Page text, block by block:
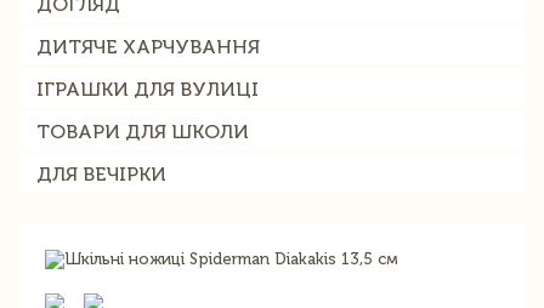
ДИТЯЧЕ ХАРЧУВАННЯ
ІГРАШКИ ДЛЯ ВУЛИЦІ
ТОВАРИ ДЛЯ ШКОЛИ
ДЛЯ ВЕЧІРКИ